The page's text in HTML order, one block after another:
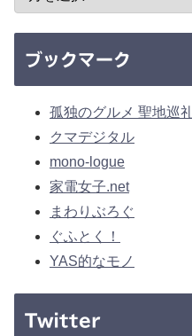
ブックマーク
孤独のグルメ 聖地巡
クマデジタル
mono-logue
家電女子.net
まわりぶろぐ
ぐふとく！
YAS的なモノ
Twitter